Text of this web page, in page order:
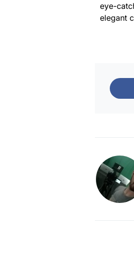
eye-
elegant